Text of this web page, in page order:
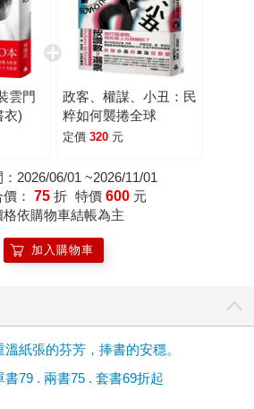
雲門
衣)
政客、權謀、小丑：民
粹如何襲捲全球
定價 320 元
2026/06/01 ~2026/11/01
： 75 折 特價 600 元
依購物車結帳為主
加入購物車
溫紙張的芬芳，捧書的安穩。
79 . 兩書75 . 套書69折起